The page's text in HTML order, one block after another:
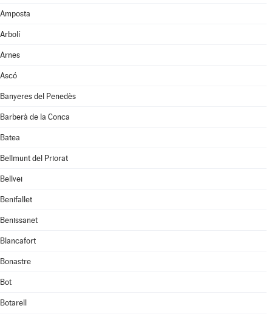
Amposta
Arbolí
Arnes
Ascó
Banyeres del Penedès
Barberà de la Conca
Batea
Bellmunt del Priorat
Bellvei
Benifallet
Benissanet
Blancafort
Bonastre
Bot
Botarell